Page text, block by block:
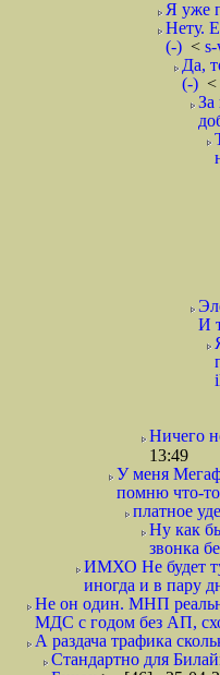
Я уже
Нету.
(-) <
Да,
(-) <
За
И
Ничего
13:49
У меня
помню что-то
платное
Ну как
звонка
ИМХО Не будет
иногда и в пару
Не он один. МНП
МДС с годом без АП,
А раздача трафика
Стандартно для